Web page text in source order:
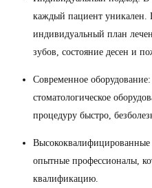
каждый пациент уникален.
индивидуальный план
зубов, состояние десен и
Современное
стоматологическое
процедуру быстро,
опытные профессионалы,
квалификацию.